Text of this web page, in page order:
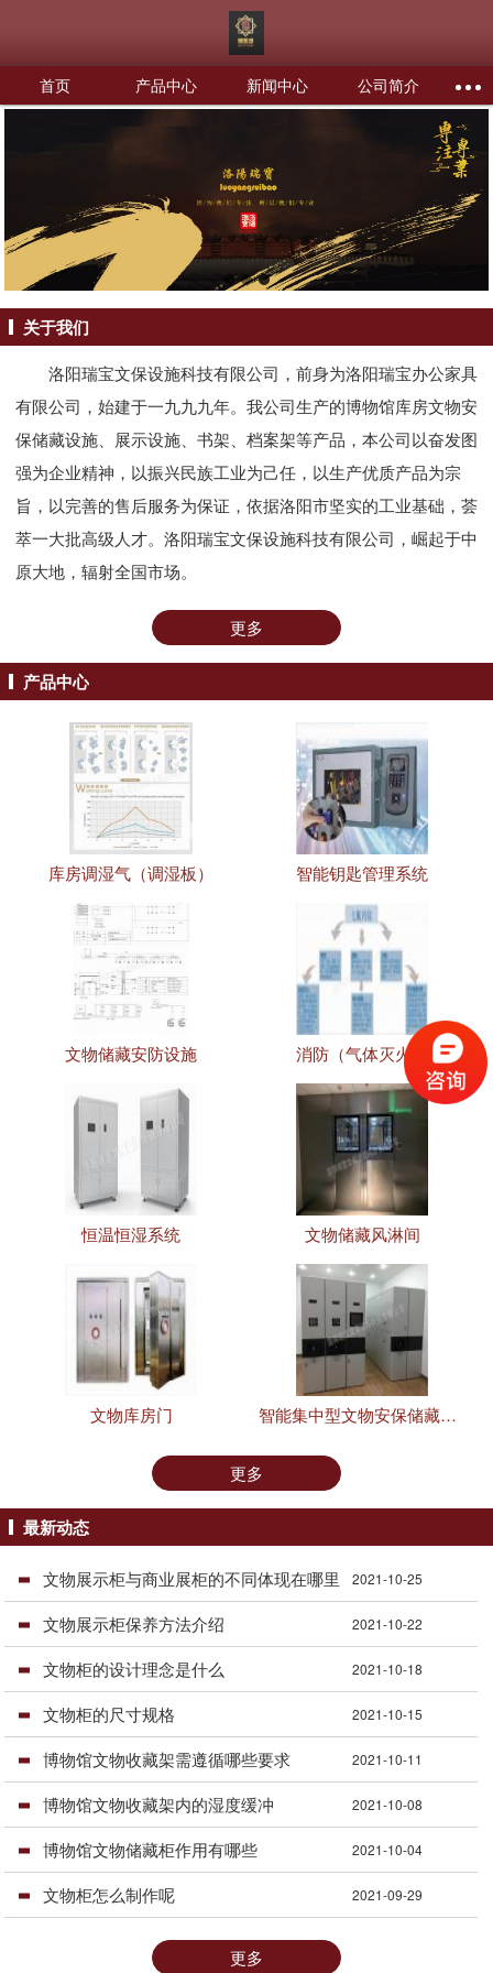
首页 产品中心 新闻中心 公司简介
关于我们
洛阳瑞宝文保设施科技有限公司，前身为洛阳瑞宝办公家具
有限公司，始建于一九九九年。我公司生产的博物馆库房文物安
保储藏设施、展示设施、书架、档案架等产品，本公司以奋发图
强为企业精神，以振兴民族工业为己任，以生产优质产品为宗
旨，以完善的售后服务为保证，依据洛阳市坚实的工业基础，荟
萃一大批高级人才。洛阳瑞宝文保设施科技有限公司，崛起于中
原大地，辐射全国市场。
更多
产品中心
库房调湿气（调湿板） 智能钥匙管理系统
文物储藏安防设施 消防（气体灭火）
恒温恒湿系统 文物储藏风淋间
文物库房门 智能集中型文物安保储藏设施
更多
最新动态
文物展示柜与商业展柜的不同体现在哪里 2021-10-25
文物展示柜保养方法介绍 2021-10-22
文物柜的设计理念是什么 2021-10-18
文物柜的尺寸规格 2021-10-15
博物馆文物收藏架需遵循哪些要求 2021-10-11
博物馆文物收藏架内的湿度缓冲 2021-10-08
博物馆文物储藏柜作用有哪些 2021-10-04
文物柜怎么制作呢 2021-09-29
更多